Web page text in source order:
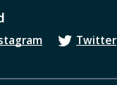
Twitter